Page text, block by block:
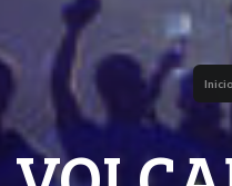
Inicio